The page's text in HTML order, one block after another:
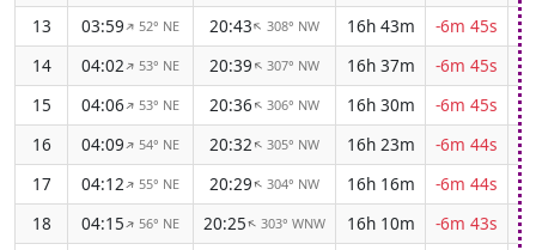
13
03:59↑52° NE 20:43↑308° NW 16h 43m
-6m 45s
14
04:02↑53° NE 20:39↑307° NW 16h 37m
-6m 45s
15
04:06↑53° NE 20:36↑306° NW 16h 30m
-6m 45s
16
04:09↑54° NE 20:32↑305° NW 16h 23m
-6m 44s
17
04:12↑55° NE 20:29↑304° NW 16h 16m
-6m 44s
18
04:15↑56° NE 20:25↑303° WNW 16h 10m
-6m 43s